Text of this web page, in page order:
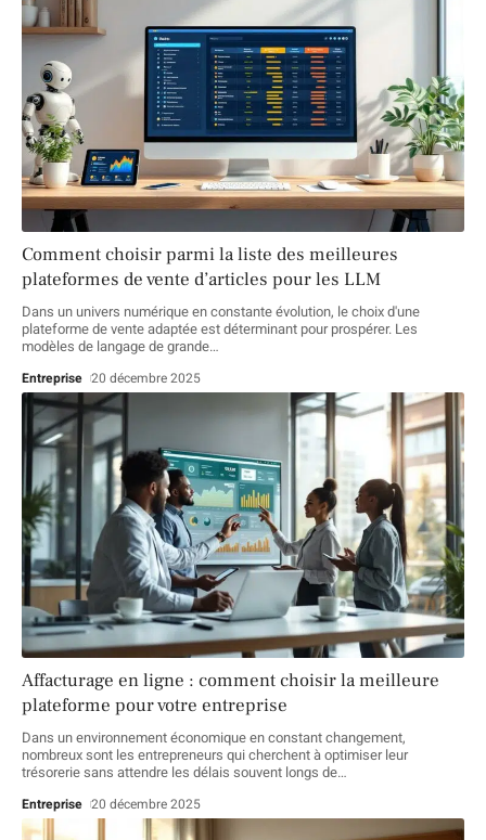
Comment choisir parmi la liste des meilleures
plateformes de vente d’articles pour les LLM
Dans un univers numérique en constante évolution, le choix d'une
plateforme de vente adaptée est déterminant pour prospérer. Les
modèles de langage de grande…
Entreprise 20 décembre 2025
Affacturage en ligne : comment choisir la meilleure
plateforme pour votre entreprise
Dans un environnement économique en constant changement,
nombreux sont les entrepreneurs qui cherchent à optimiser leur
trésorerie sans attendre les délais souvent longs de…
Entreprise 20 décembre 2025